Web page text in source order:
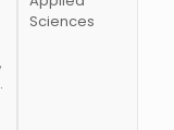
Sciences